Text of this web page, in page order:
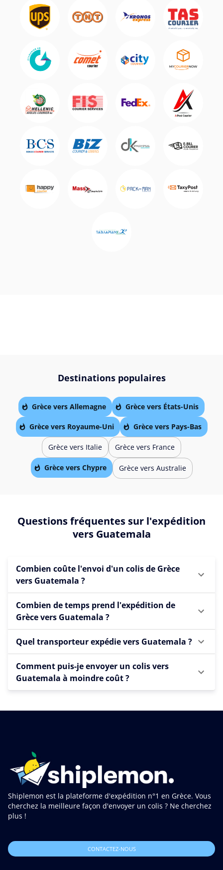
Destinations populaires
Grèce vers Allemagne Grèce vers États-Unis
Grèce vers Royaume-Uni Grèce vers Pays-Bas
Grèce vers Italie Grèce vers France
Grèce vers Chypre Grèce vers Australie
Questions fréquentes sur l'expédition
vers Guatemala
Combien coûte l'envoi d'un colis de Grèce
vers Guatemala ?
Combien de temps prend l'expédition de
Grèce vers Guatemala ?
Quel transporteur expédie vers Guatemala ?
Comment puis-je envoyer un colis vers
Guatemala à moindre coût ?
Shiplemon est la plateforme d'expédition n°1 en Grèce. Vous
cherchez la meilleure façon d'envoyer un colis ? Ne cherchez
plus !
CONTACTEZ-NOUS